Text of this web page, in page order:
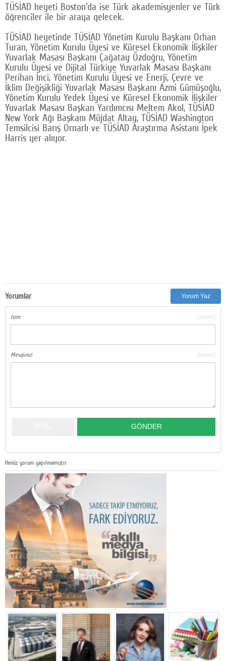
© 2026 TÜM HAKLARI SAKLIDIR
TÜSİAD heyeti Boston'da ise Türk akademisyenler ve Türk
öğrenciler ile bir araya gelecek.
TÜSİAD heyetinde TÜSİAD Yönetim Kurulu Başkanı Orhan
Turan, Yönetim Kurulu Üyesi ve Küresel Ekonomik İlişkiler
Yuvarlak Masası Başkanı Çağatay Özdoğru, Yönetim
Kurulu Üyesi ve Dijital Türkiye Yuvarlak Masası Başkanı
Perihan İnci, Yönetim Kurulu Üyesi ve Enerji, Çevre ve
İklim Değişikliği Yuvarlak Masası Başkanı Azmi Gümüşoğlu,
Yönetim Kurulu Yedek Üyesi ve Küresel Ekonomik İlişkiler
Yuvarlak Masası Başkan Yardımcısı Meltem Akol, TÜSİAD
New York Ağı Başkanı Müjdat Altay, TÜSİAD Washington
Temsilcisi Barış Ornarlı ve TÜSİAD Araştırma Asistanı İpek
Harris yer alıyor.
Yorumlar Yorum Yaz
İsim: (gerekli)
Mesajınız: (gerekli)
Henüz yorum yapılmamıştır.